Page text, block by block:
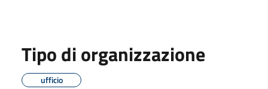
Tipo di organizzazione
ufficio